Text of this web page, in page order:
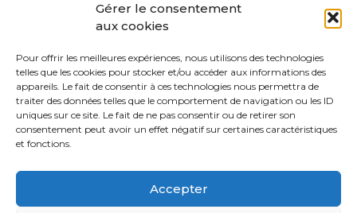
Gérer le consentement
aux cookies
Pour offrir les meilleures expériences, nous utilisons des technologies
telles que les cookies pour stocker et/ou accéder aux informations des
appareils. Le fait de consentir à ces technologies nous permettra de
traiter des données telles que le comportement de navigation ou les ID
uniques sur ce site. Le fait de ne pas consentir ou de retirer son
consentement peut avoir un effet négatif sur certaines caractéristiques
et fonctions.
Accepter
1430 Rebecq
0477/29 16 14
0471/21 01 08
Heures d’ouverture